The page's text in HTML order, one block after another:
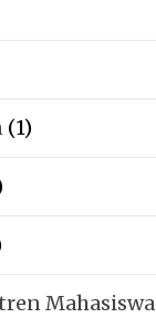
(1)
Mahasiswa